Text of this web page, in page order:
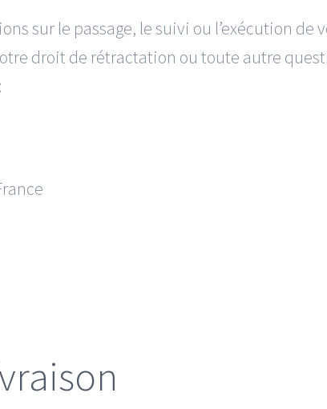
sur le passage, le suivi ou l’exécution
droit de rétractation ou toute autre